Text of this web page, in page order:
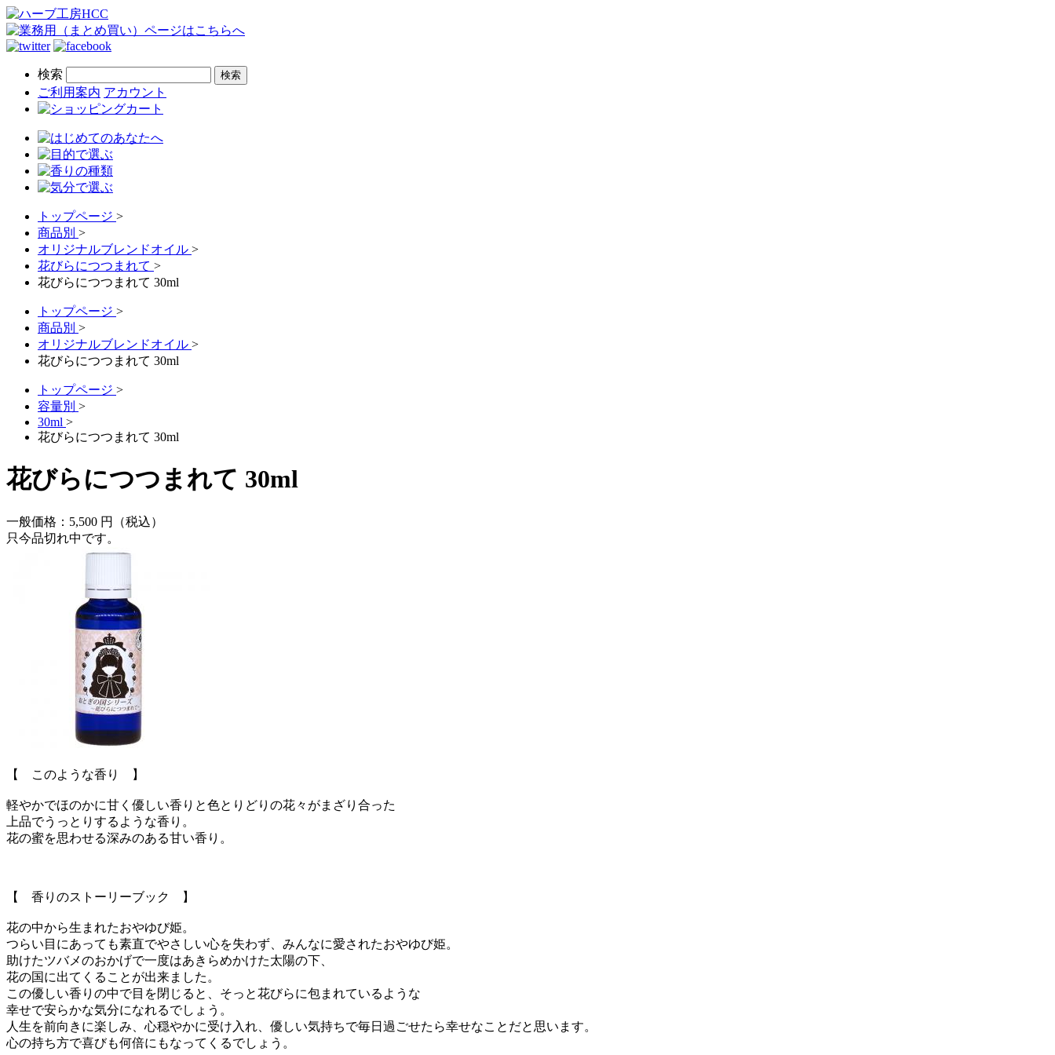
検索
ご利用案内 アカウント
トップページ >
商品別 >
オリジナルブレンドオイル >
花びらにつつまれて >
花びらにつつまれて 30ml
トップページ >
商品別 >
オリジナルブレンドオイル >
花びらにつつまれて 30ml
トップページ >
容量別 >
30ml >
花びらにつつまれて 30ml
花びらにつつまれて 30ml
一般価格： 5,500 円（税込）
只今品切れ中です。
【 このような香り 】
軽やかでほのかに甘く優しい香りと色とりどりの花々がまざり合った
上品でうっとりするような香り。
花の蜜を思わせる深みのある甘い香り。
【 香りのストーリーブック 】
花の中から生まれたおやゆび姫。
つらい目にあっても素直でやさしい心を失わず、みんなに愛されたおやゆび姫。
助けたツバメのおかげで一度はあきらめかけた太陽の下、
花の国に出てくることが出来ました。
この優しい香りの中で目を閉じると、そっと花びらに包まれているような
幸せで安らかな気分になれるでしょう。
人生を前向きに楽しみ、心穏やかに受け入れ、優しい気持ちで毎日過ごせたら幸せなことだと思います。
心の持ち方で喜びも何倍にもなってくるでしょう。